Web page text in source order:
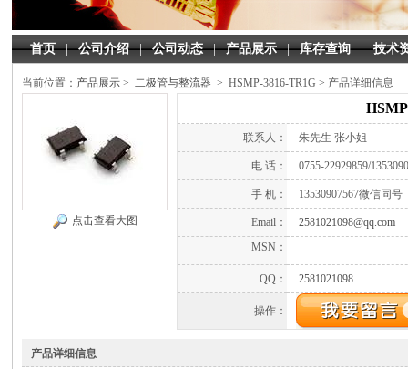
首页|公司介绍|公司动态|产品展示|库存查询|技术
当前位置： 产品展示> 二极管与整流器 > HSMP-3816-TR1G > 产品详细信息
点击查看大图
联系人： 朱先生 张小姐
电 话： 0755-22929859/
手 机： 13530907567微信同号
Email：
2581021098@qq.com
MSN：
QQ： 2581021098
操作：
产品详细信息